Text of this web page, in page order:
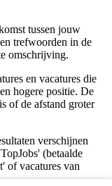
tussen jouw
trefwoorden in de
omschrijving.
en vacatures die
hogere positie. De
of de afstand groter
verschijnen
(betaalde
of vacatures van